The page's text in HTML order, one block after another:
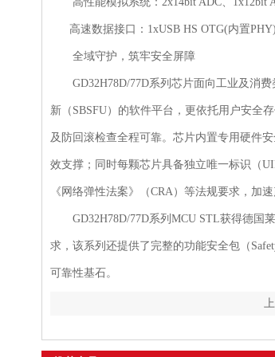
高速数据接口：1xUSB HS OTG(内置
全域守护，筑牢安全屏障
GD32H78D/77D系列芯片面向工业及消费
新（SBSFU）的软件平台，更依托用户安全
及防回滚检查全程可靠。芯片内置专用硬件
效支撑；同时每颗芯片具备独立唯一标识（
《网络弹性法案》（CRA）等法规要求，加
GD32H78D/77D系列MCU STL获得德国莱
求，该系列还提供了完整的功能安全包（
可靠性基石。